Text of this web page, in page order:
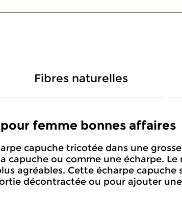
femme bonnes affaires
capuche tricotée dans une
capuche ou comme une écharpe.
agréables. Cette écharpe
décontractée ou pour ajouter
Fibres naturelles